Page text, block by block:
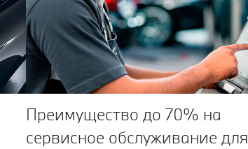
Преимущество до 70% на
сервисное обслуживание для